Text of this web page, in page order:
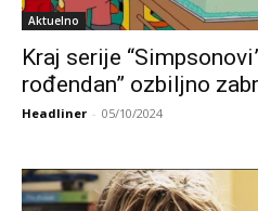
Aktuelno
Kraj serije
rođendan” ozbiljno
Headliner - 05/10/2024